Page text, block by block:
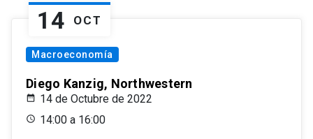
14 OCT
Macroeconomía
Diego Kanzig, Northwestern
14 de Octubre de 2022
14:00 a 16:00